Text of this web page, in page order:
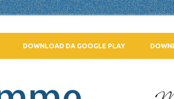
DOWNLOAD DA GOOGLE PLAY